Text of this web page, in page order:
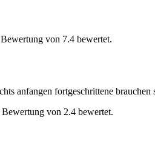
von 7.4 bewertet.
anfangen fortgeschrittene
von 2.4 bewertet.